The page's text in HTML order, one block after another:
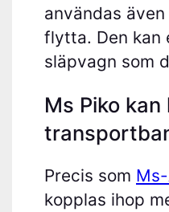
användas
flytta. Den kan
släpvagn som
Ms Piko
Precis som
kopplas ihop